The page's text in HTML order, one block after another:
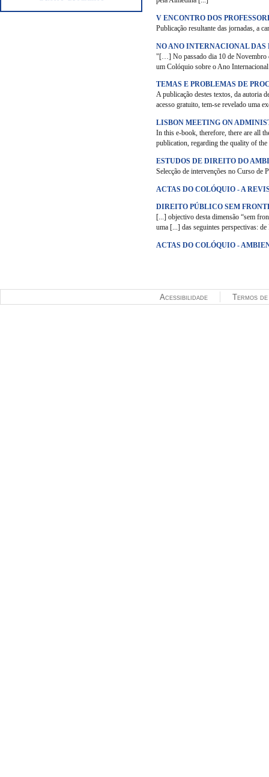
V ENCONTRO DOS
Publicação resultante das jornadas, a
NO ANO INTERNACIONAL DAS
"[…] No passado dia 10 de Novembro
um Colóquio sobre o Ano
TEMAS E PROBLEMAS DE
A publicação destes textos, da autoria
acesso gratuito, tem-se revelado uma
LISBON MEETING ON
In this e-book, therefore, there are all
publication, regarding the quality of
ESTUDOS DE DIREITO DO
Selecção de intervenções no Curso de
ACTAS DO COLÓQUIO - A
DIREITO PÚBLICO SEM
[...] objectivo desta dimensão “sem
uma [...] das seguintes perspectivas:
ACTAS DO COLÓQUIO -
Termos
Acessibilidade